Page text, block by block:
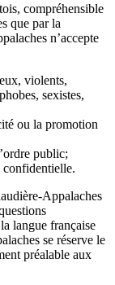
compréhensible
que par la
n’accepte
violents,
sexistes,
ou la promotion
public;
confidentielle.
Appalaches
langue française
se réserve le
préalable aux